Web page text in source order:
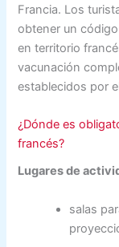
Francia. Los
obtener un
en territorio
vacunación
establecidos por
¿Dónde es
francés?
Lugares de
salas